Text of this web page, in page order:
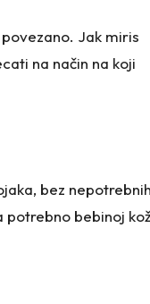
Jak miris
na način na koji
bez nepotrebnih
potrebno bebinoj